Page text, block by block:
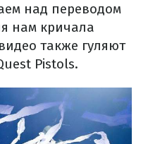
над переводом
нам кричала
также гуляют
Pistols.